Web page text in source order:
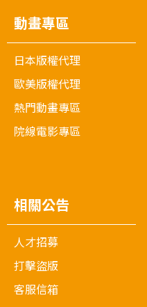
動畫專區
日本版權代理
歐美版權代理
熱門動畫專區
院線電影專區
相關公告
人才招募
打擊盜版
客服信箱